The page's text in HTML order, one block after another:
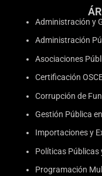
Administración y
Administración
Asociaciones
Certificación
Corrupción de
Gestión Pública
Importaciones y
Políticas Públicas
Programación